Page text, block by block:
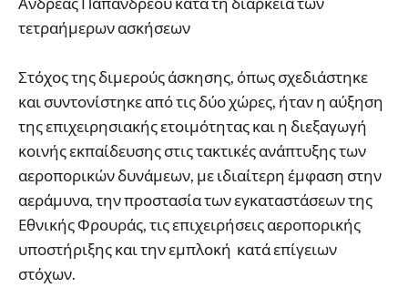
τετραήμερων ασκήσεων
Στόχος της διμερούς άσκησης, όπως σχεδιάστηκε
και συντονίστηκε από τις δύο χώρες, ήταν η αύξηση
της επιχειρησιακής ετοιμότητας και η διεξαγωγή
κοινής εκπαίδευσης στις τακτικές ανάπτυξης των
αεροπορικών δυνάμεων, με ιδιαίτερη έμφαση στην
αεράμυνα, την προστασία των εγκαταστάσεων της
Εθνικής Φρουράς, τις επιχειρήσεις αεροπορικής
υποστήριξης και την εμπλοκή κατά επίγειων
στόχων.